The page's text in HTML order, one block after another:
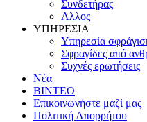
Συνδετήρας
Αλλος
ΥΠΗΡΕΣΙΑ
Υπηρεσία
Σφραγίδες από
Συχνές ερωτήσεις
Νέα
ΒΙΝΤΕΟ
Επικοινωνήστε μαζί μας
Πολιτική Απορρήτου